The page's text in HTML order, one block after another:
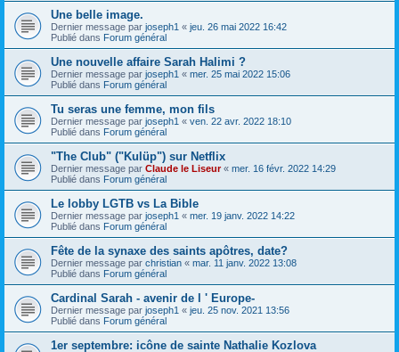
Une belle image.
Dernier message par joseph1 « jeu. 26 mai 2022 16:42
Publié dans Forum général
Une nouvelle affaire Sarah Halimi ?
Dernier message par joseph1 « mer. 25 mai 2022 15:06
Publié dans Forum général
Tu seras une femme, mon fils
Dernier message par joseph1 « ven. 22 avr. 2022 18:10
Publié dans Forum général
"The Club" ("Kulüp") sur Netflix
Dernier message par Claude le Liseur« mer. 16 févr. 2022 14:29
Publié dans Forum général
Le lobby LGTB vs La Bible
Dernier message par joseph1 « mer. 19 janv. 2022 14:22
Publié dans Forum général
Fête de la synaxe des saints apôtres, date?
Dernier message par christian « mar. 11 janv. 2022 13:08
Publié dans Forum général
Cardinal Sarah - avenir de l ' Europe-
Dernier message par joseph1 « jeu. 25 nov. 2021 13:56
Publié dans Forum général
1er septembre: icône de sainte Nathalie Kozlova